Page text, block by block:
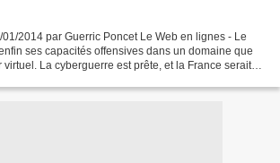
2014 par Guerric Poncet Le Web en lignes - Le
ses capacités offensives dans un domaine que
La cyberguerre est prête, et la France serait